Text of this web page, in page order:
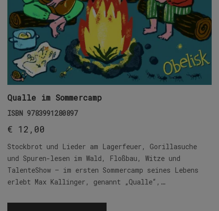
Qualle im Sommercamp
ISBN 9783991280897
€ 12,00
Stockbrot und Lieder am Lagerfeuer, Gorillasuche
und Spuren-lesen im Wald, Floßbau, Witze und
TalenteShow – im ersten Sommercamp seines Lebens
erlebt Max Kallinger, genannt „Qualle“,…